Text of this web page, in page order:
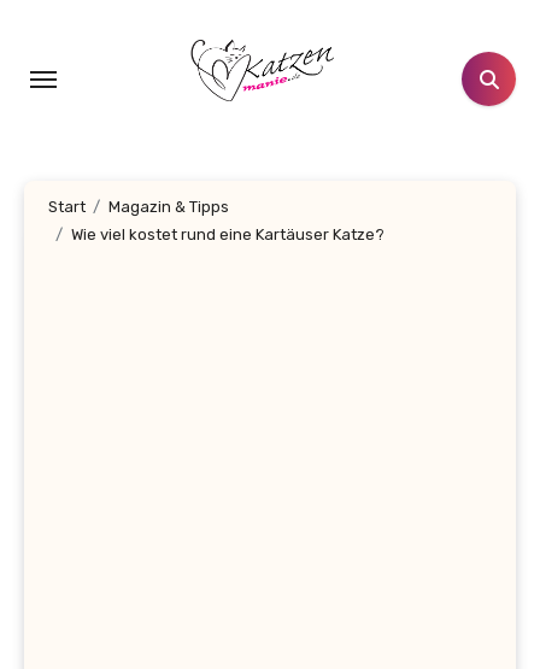
springen
Start
Magazin & Tipps
Wie viel kostet rund eine Kartäuser Katze?